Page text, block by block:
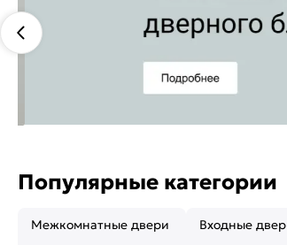
Популярные категории
Межкомнатные двери Входные